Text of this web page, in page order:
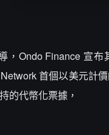
，Ondo Finance 宣
首個以美元計
的代幣化票據，